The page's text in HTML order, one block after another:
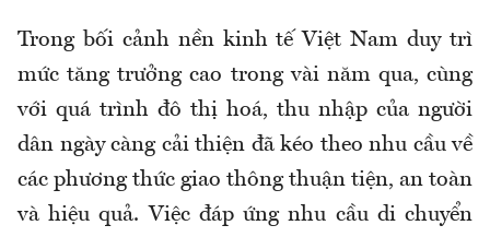
Trong bối cảnh nền kinh tế Việt Nam duy trì
mức tăng trưởng cao trong vài năm qua, cùng
với quá trình đô thị hoá, thu nhập của người
dân ngày càng cải thiện đã kéo theo nhu cầu về
các phương thức giao thông thuận tiện, an toàn
và hiệu quả. Việc đáp ứng nhu cầu di chuyển